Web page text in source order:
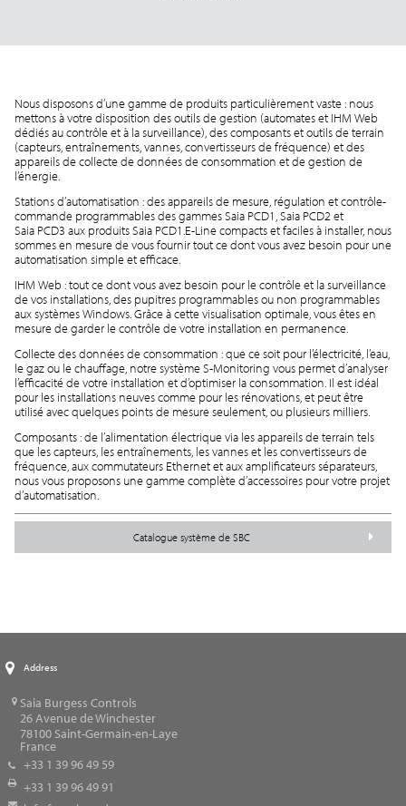
Nous disposons d’une gamme de produits particulièrement vaste : nous
mettons à votre disposition des outils de gestion (automates et IHM Web
dédiés au contrôle et à la surveillance), des composants et outils de terrain
(capteurs, entraînements, vannes, convertisseurs de fréquence) et des
appareils de collecte de données de consommation et de gestion de
l’énergie.
Stations d’automatisation : des appareils de mesure, régulation et contrôle-
commande programmables des gammes Saia PCD1, Saia PCD2 et
Saia PCD3 aux produits Saia PCD1.E-Line compacts et faciles à installer, nous
sommes en mesure de vous fournir tout ce dont vous avez besoin pour une
automatisation simple et efficace.
IHM Web : tout ce dont vous avez besoin pour le contrôle et la surveillance
de vos installations, des pupitres programmables ou non programmables
aux systèmes Windows. Grâce à cette visualisation optimale, vous êtes en
mesure de garder le contrôle de votre installation en permanence.
Collecte des données de consommation : que ce soit pour l’électricité, l’eau,
le gaz ou le chauffage, notre système S-Monitoring vous permet d’analyser
l’efficacité de votre installation et d’optimiser la consommation. Il est idéal
pour les installations neuves comme pour les rénovations, et peut être
utilisé avec quelques points de mesure seulement, ou plusieurs milliers.
Composants : de l’alimentation électrique via les appareils de terrain tels
que les capteurs, les entraînements, les vannes et les convertisseurs de
fréquence, aux commutateurs Ethernet et aux amplificateurs séparateurs,
nous vous proposons une gamme complète d’accessoires pour votre projet
d’automatisation.
Catalogue système de SBC
Address
Saia Burgess Controls
26 Avenue de Winchester
78100 Saint-Germain-en-Laye
France
+33 1 39 96 49 59
+33 1 39 96 49 91